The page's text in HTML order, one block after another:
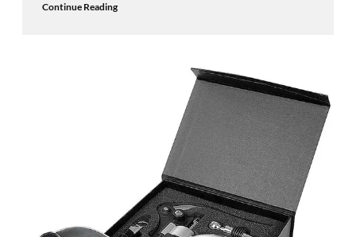
Continue Reading